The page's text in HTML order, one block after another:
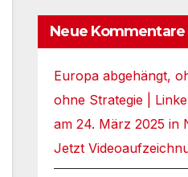
Neue Kommentare
Europa abgehängt,
ohne Strategie |
am 24. März 2025 in
Jetzt